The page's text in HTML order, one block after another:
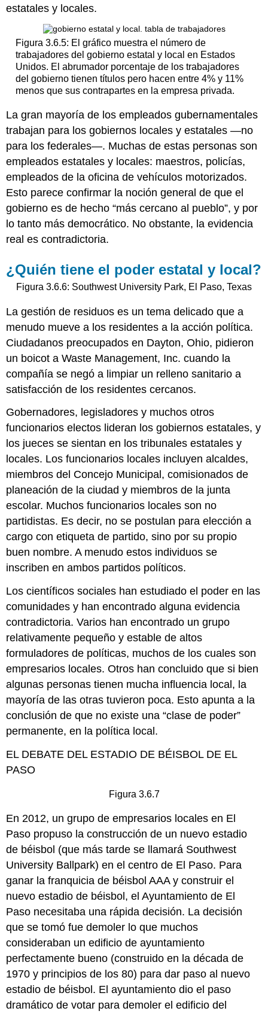
estatales y locales.
Figura 3.6.5: El gráfico muestra el número de
trabajadores del gobierno estatal y local en Estados
Unidos. El abrumador porcentaje de los trabajadores
del gobierno tienen títulos pero hacen entre 4% y 11%
menos que sus contrapartes en la empresa privada.
La gran mayoría de los empleados gubernamentales
trabajan para los gobiernos locales y estatales —no
para los federales—. Muchas de estas personas son
empleados estatales y locales: maestros, policías,
empleados de la oficina de vehículos motorizados.
Esto parece confirmar la noción general de que el
gobierno es de hecho “más cercano al pueblo”, y por
lo tanto más democrático. No obstante, la evidencia
real es contradictoria.
¿Quién tiene el poder estatal y local?
Figura 3.6.6: Southwest University Park, El Paso, Texas
La gestión de residuos es un tema delicado que a
menudo mueve a los residentes a la acción política.
Ciudadanos preocupados en Dayton, Ohio, pidieron
un boicot a Waste Management, Inc. cuando la
compañía se negó a limpiar un relleno sanitario a
satisfacción de los residentes cercanos.
Gobernadores, legisladores y muchos otros
funcionarios electos lideran los gobiernos estatales, y
los jueces se sientan en los tribunales estatales y
locales. Los funcionarios locales incluyen alcaldes,
miembros del Concejo Municipal, comisionados de
planeación de la ciudad y miembros de la junta
escolar. Muchos funcionarios locales son no
partidistas. Es decir, no se postulan para elección a
cargo con etiqueta de partido, sino por su propio
buen nombre. A menudo estos individuos se
inscriben en ambos partidos políticos.
Los científicos sociales han estudiado el poder en las
comunidades y han encontrado alguna evidencia
contradictoria. Varios han encontrado un grupo
relativamente pequeño y estable de altos
formuladores de políticas, muchos de los cuales son
empresarios locales. Otros han concluido que si bien
algunas personas tienen mucha influencia local, la
mayoría de las otras tuvieron poca. Esto apunta a la
conclusión de que no existe una “clase de poder”
permanente, en la política local.
EL DEBATE DEL ESTADIO DE BÉISBOL DE EL
PASO
Figura 3.6.7
En 2012, un grupo de empresarios locales en El
Paso propuso la construcción de un nuevo estadio
de béisbol (que más tarde se llamará Southwest
University Ballpark) en el centro de El Paso. Para
ganar la franquicia de béisbol AAA y construir el
nuevo estadio de béisbol, el Ayuntamiento de El
Paso necesitaba una rápida decisión. La decisión
que se tomó fue demoler lo que muchos
consideraban un edificio de ayuntamiento
perfectamente bueno (construido en la década de
1970 y principios de los 80) para dar paso al nuevo
estadio de béisbol. El ayuntamiento dio el paso
dramático de votar para demoler el edificio del